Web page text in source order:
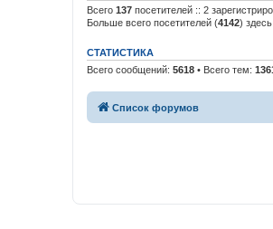
Всего 137 посетителей :: 2
Больше всего посетителей (4142)
СТАТИСТИКА
Всего сообщений: 5618 • Всего тем:
Список форумов